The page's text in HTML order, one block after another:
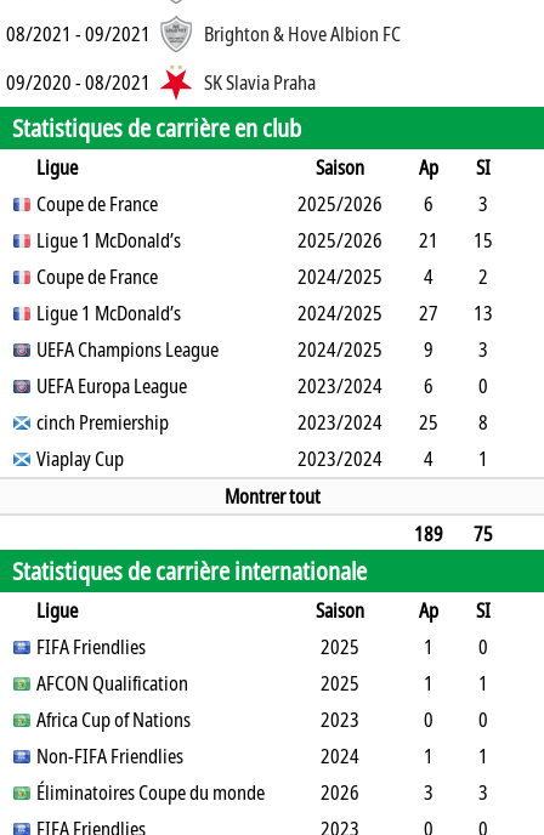
08/2021 - 09/2021
Brighton & Hove Albion FC
09/2020 - 08/2021
SK Slavia Praha
Statistiques de carrière en club
Ligue Saison Ap
SI
SO
B B 2J CR Min
Coupe de France 2025/2026 6
3
3
3 5 0 0 271
Ligue 1 McDonald’s 2025/2026 21
15
6
25 2 0 0 709
Coupe de France 2024/2025 4
2
2
2 2 0 0 182
Ligue 1 McDonald’s 2024/2025 27
13
13
14 7 2 0 0 1238
UEFA Champions League 2024/2025 9
3
5
3 3 0 0 510
UEFA Europa League 2023/2024 6
0
3
0 3 0 0 523
cinch Premiership 2023/2024 25
8
9
8 0 0 1623
Viaplay Cup 2023/2024 4
1
1 0
Montrer tout
189
75
73
94 60 8 17 0 1
Statistiques de carrière internationale
Ligue Saison Ap
SI
SO
B B CR Min
FIFA Friendlies 2025 1
0
1
1 0 0 63
AFCON Qualification 2025 1
1
0
2 0 0
Africa Cup of Nations 2023 0
0
0
1 0 0
Non-FIFA Friendlies 2024 1
1
0
1 0 0 0 0 29
Éliminatoires Coupe du monde 2026 3
3
0
4 0 0 23
FIFA Friendlies 2023 0 0